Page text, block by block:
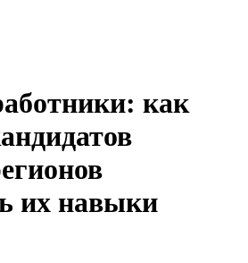
как
их навыки